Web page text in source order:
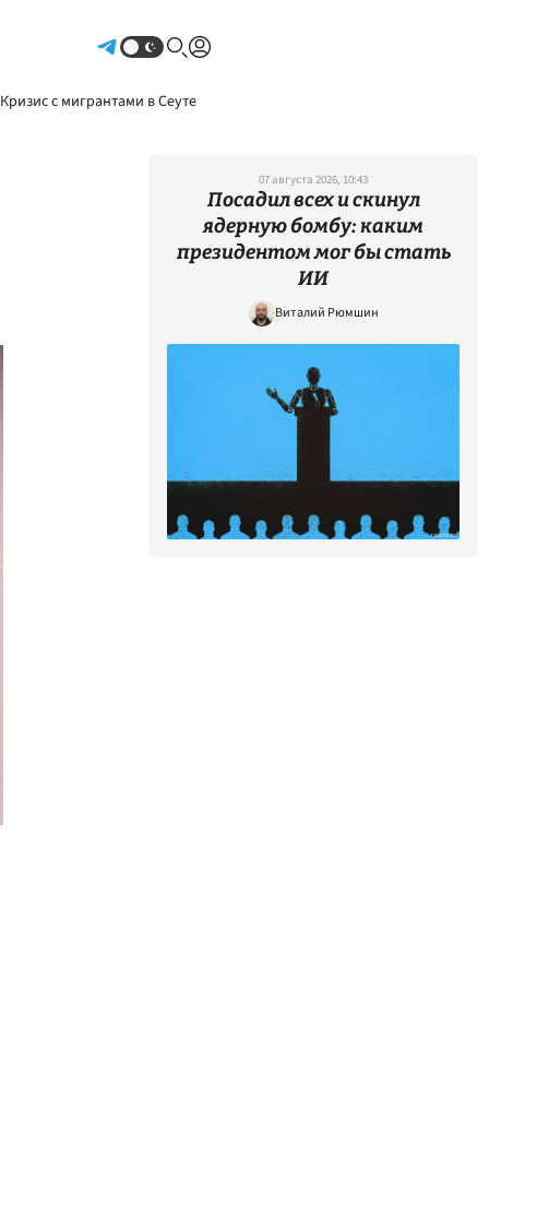
Кризис с мигрантами в Сеуте
07 августа 2026, 10:43
Посадил всех и скинул
ядерную бомбу: каким
президентом мог бы стать
ИИ
Виталий Рюмшин